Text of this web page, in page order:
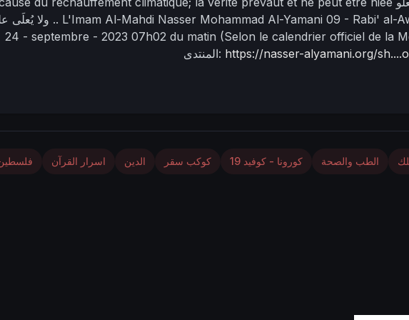
ولا يُعلَى عليه .. L'Imam Al-Mahdi Nasser Mohammad Al-Yamani 09 - Rabi' al-
24 - septembre - 2023 07h02 du matin (Selon le calendrier officiel de la
المنتدى: https://nasser-alyamani.org/
الطب والصحة كورونا - كوفيد 19 كوكب سقر الدين اسرار القرآن